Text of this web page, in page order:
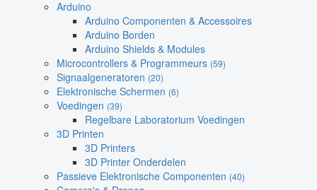
Arduino
Arduino Componenten & Accessoires
Arduino Borden
Arduino Shields & Modules
Microcontrollers & Programmeurs (59)
Signaalgeneratoren (20)
Elektronische Schermen (6)
Voedingen (39)
Regelbare Laboratorium Voedingen
3D Printen
3D Printers
3D Printer Onderdelen
Passieve Elektronische Componenten (40)